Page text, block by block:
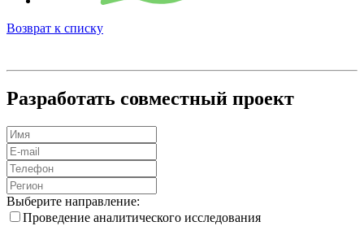
Возврат к списку
Разработать совместный проект
Выберите направление:
Проведение аналитического исследования